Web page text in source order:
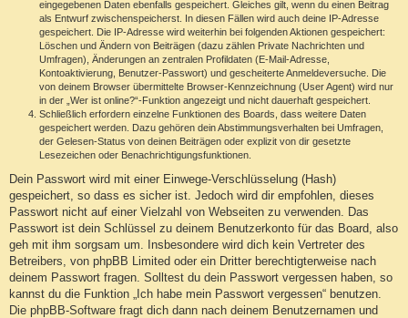
eingegebenen Daten ebenfalls gespeichert. Gleiches gilt, wenn du einen Beitrag
als Entwurf zwischenspeicherst. In diesen Fällen wird auch deine IP-Adresse
gespeichert. Die IP-Adresse wird weiterhin bei folgenden Aktionen gespeichert:
Löschen und Ändern von Beiträgen (dazu zählen Private Nachrichten und
Umfragen), Änderungen an zentralen Profildaten (E-Mail-Adresse,
Kontoaktivierung, Benutzer-Passwort) und gescheiterte Anmeldeversuche. Die
von deinem Browser übermittelte Browser-Kennzeichnung (User Agent) wird nur
in der „Wer ist online?“-Funktion angezeigt und nicht dauerhaft gespeichert.
Schließlich erfordern einzelne Funktionen des Boards, dass weitere Daten
gespeichert werden. Dazu gehören dein Abstimmungsverhalten bei Umfragen,
der Gelesen-Status von deinen Beiträgen oder explizit von dir gesetzte
Lesezeichen oder Benachrichtigungsfunktionen.
Dein Passwort wird mit einer Einwege-Verschlüsselung (Hash)
gespeichert, so dass es sicher ist. Jedoch wird dir empfohlen, dieses
Passwort nicht auf einer Vielzahl von Webseiten zu verwenden. Das
Passwort ist dein Schlüssel zu deinem Benutzerkonto für das Board, also
geh mit ihm sorgsam um. Insbesondere wird dich kein Vertreter des
Betreibers, von phpBB Limited oder ein Dritter berechtigterweise nach
deinem Passwort fragen. Solltest du dein Passwort vergessen haben, so
kannst du die Funktion „Ich habe mein Passwort vergessen“ benutzen.
Die phpBB-Software fragt dich dann nach deinem Benutzernamen und